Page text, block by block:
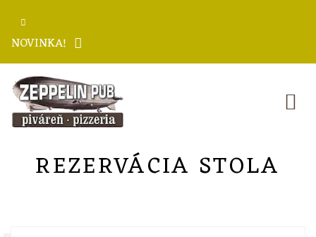
NOVINKA!
REZERVÁCIA STOLA